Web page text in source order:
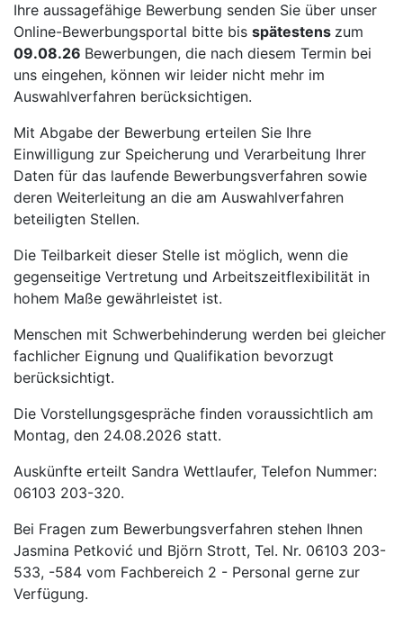
Ihre aussagefähige Bewerbung senden Sie über unser
Online-Bewerbungsportal bitte bis spätestens zum
09.08.26 Bewerbungen, die nach diesem Termin bei
uns eingehen, können wir leider nicht mehr im
Auswahlverfahren berücksichtigen.
Mit Abgabe der Bewerbung erteilen Sie Ihre
Einwilligung zur Speicherung und Verarbeitung Ihrer
Daten für das laufende Bewerbungsverfahren sowie
deren Weiterleitung an die am Auswahlverfahren
beteiligten Stellen.
Die Teilbarkeit dieser Stelle ist möglich, wenn die
gegenseitige Vertretung und Arbeitszeitflexibilität in
hohem Maße gewährleistet ist.
Menschen mit Schwerbehinderung werden bei gleicher
fachlicher Eignung und Qualifikation bevorzugt
berücksichtigt.
Die Vorstellungsgespräche finden voraussichtlich am
Montag, den 24.08.2026 statt.
Auskünfte erteilt Sandra Wettlaufer, Telefon Nummer:
06103 203-320.
Bei Fragen zum Bewerbungsverfahren stehen Ihnen
Jasmina Petković und Björn Strott, Tel. Nr. 06103 203-
533, -584 vom Fachbereich 2 - Personal gerne zur
Verfügung.